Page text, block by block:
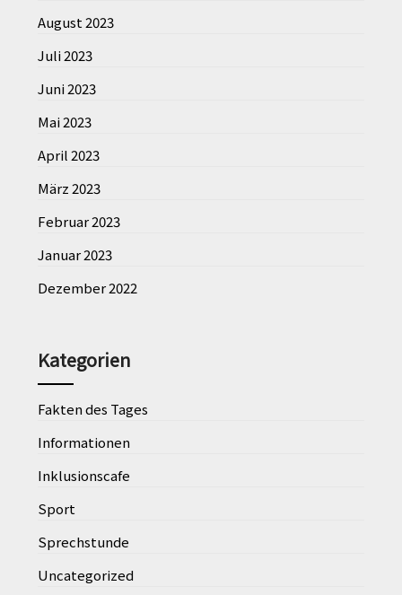
August 2023
Juli 2023
Juni 2023
Mai 2023
April 2023
März 2023
Februar 2023
Januar 2023
Dezember 2022
Kategorien
Fakten des Tages
Informationen
Inklusionscafe
Sport
Sprechstunde
Uncategorized